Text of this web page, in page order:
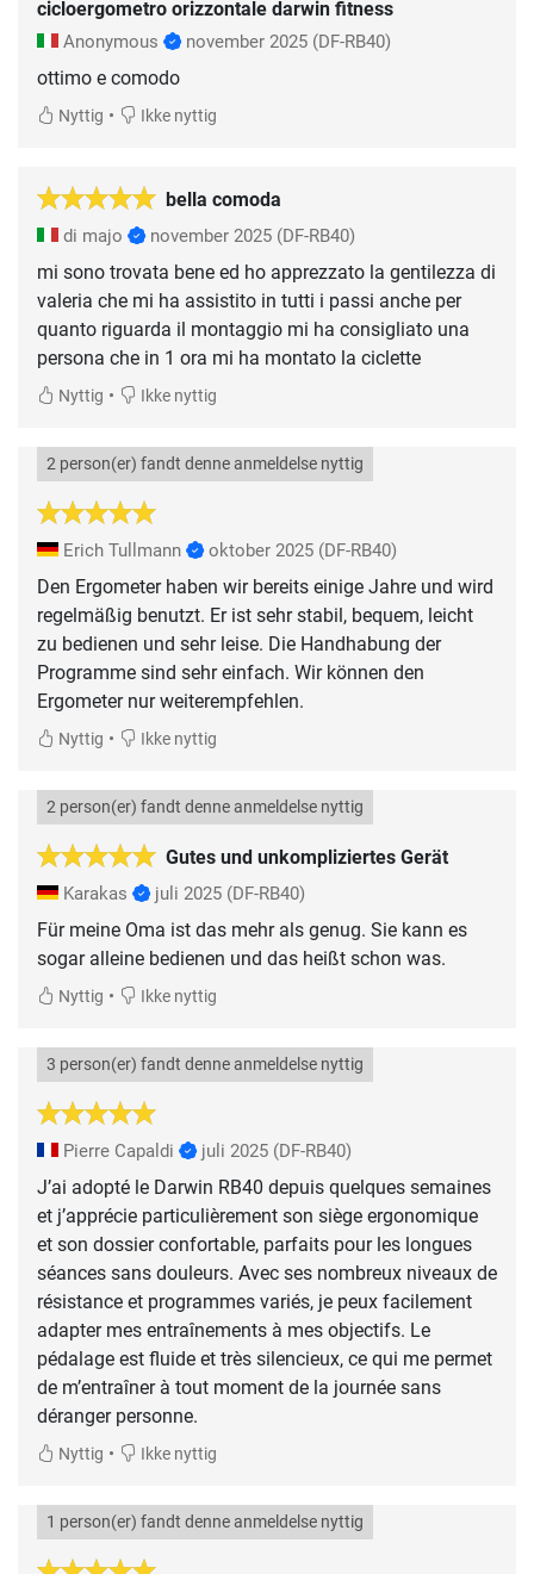
cicloergometro orizzontale darwin fitness
Anonymous november 2025 (DF-RB40)
ottimo e comodo
Nyttig • Ikke nyttig
bella comoda
di majo november 2025 (DF-RB40)
mi sono trovata bene ed ho apprezzato la gentilezza di
valeria che mi ha assistito in tutti i passi anche per
quanto riguarda il montaggio mi ha consigliato una
persona che in 1 ora mi ha montato la ciclette
Nyttig • Ikke nyttig
2 person(er) fandt denne anmeldelse nyttig
Erich Tullmann oktober 2025 (DF-RB40)
Den Ergometer haben wir bereits einige Jahre und wird
regelmäßig benutzt. Er ist sehr stabil, bequem, leicht
zu bedienen und sehr leise. Die Handhabung der
Programme sind sehr einfach. Wir können den
Ergometer nur weiterempfehlen.
Nyttig • Ikke nyttig
Gutes und unkompliziertes Gerät
2 person(er) fandt denne anmeldelse nyttig
Karakas juli 2025 (DF-RB40)
Für meine Oma ist das mehr als genug. Sie kann es
sogar alleine bedienen und das heißt schon was.
Nyttig • Ikke nyttig
3 person(er) fandt denne anmeldelse nyttig
Pierre Capaldi juli 2025 (DF-RB40)
J’ai adopté le Darwin RB40 depuis quelques semaines
et j’apprécie particulièrement son siège ergonomique
et son dossier confortable, parfaits pour les longues
séances sans douleurs. Avec ses nombreux niveaux de
résistance et programmes variés, je peux facilement
adapter mes entraînements à mes objectifs. Le
pédalage est fluide et très silencieux, ce qui me permet
de m’entraîner à tout moment de la journée sans
déranger personne.
Nyttig • Ikke nyttig
1 person(er) fandt denne anmeldelse nyttig